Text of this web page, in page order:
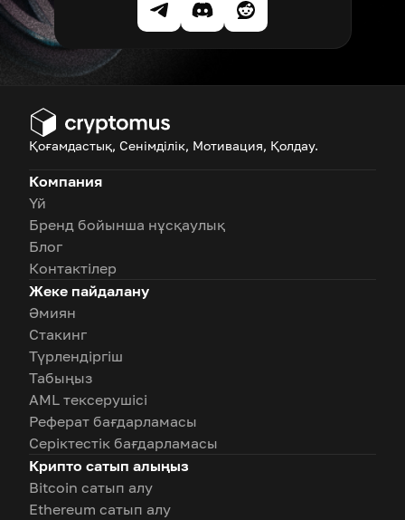
Қоғамдастық, Сенімділік, Мотивация, Қолдау.
Компания
Үй
Бренд бойынша нұсқаулық
Блог
Контактілер
Жеке пайдалану
Әмиян
Стакинг
Түрлендіргіш
Табыңыз
AML тексерушісі
Реферат бағдарламасы
Серіктестік бағдарламасы
Крипто сатып алыңыз
Bitcoin сатып алу
Ethereum сатып алу